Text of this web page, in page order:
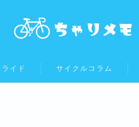
ライド サイクルコラム